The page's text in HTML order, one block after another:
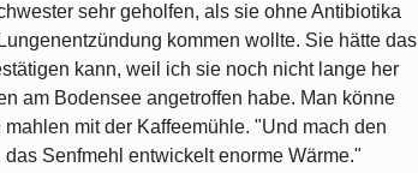
sehr geholfen, als sie ohne Antibiotika
kommen wollte. Sie hätte das
kann, weil ich sie noch nicht lange her
am Bodensee angetroffen habe. Man könne
mit der Kaffeemühle. "Und mach den
Senfmehl entwickelt enorme Wärme."